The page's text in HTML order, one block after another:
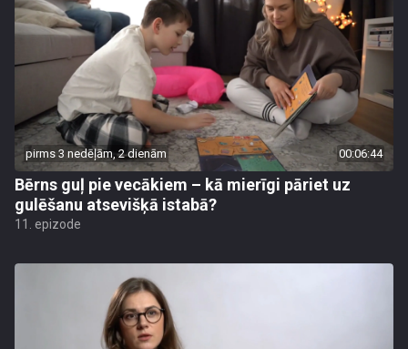
pirms 3 nedēļām, 2 dienām 00:06:44
Bērns guļ pie vecākiem – kā mierīgi pāriet uz
gulēšanu atsevišķā istabā?
11. epizode